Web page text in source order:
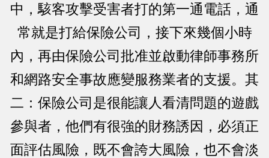
中，駭客攻擊受害者打的第一通電話，通
常就是打給保險公司，接下來幾個小時
內，再由保險公司批准並啟動律師事務所
和網路安全事故應變服務業者的支援。其
二：保險公司是很能讓人看清問題的遊戲
參與者，他們有很強的財務誘因，必須正
面評估風險，既不會誇大風險，也不會淡